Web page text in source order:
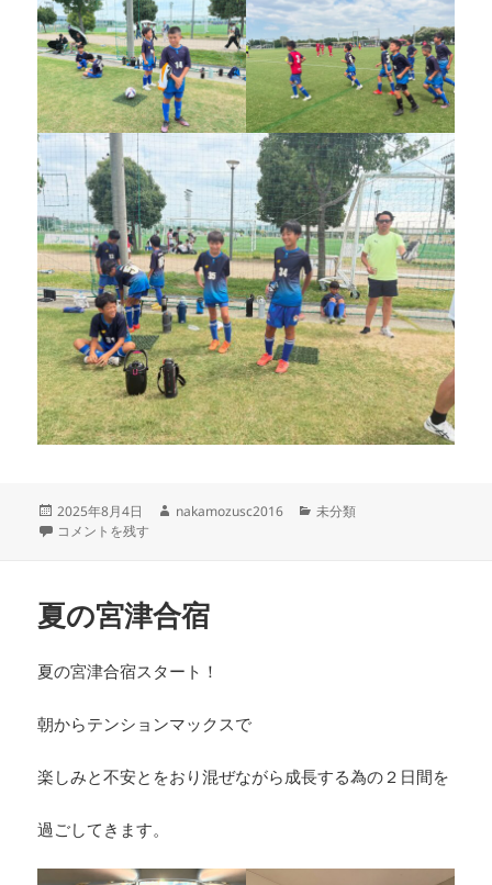
投
稿
2025年8月4日
作
nakamozusc2016
カ
未分類
8月2日の活動 20250802 に
コメントを残す
夏の宮津合宿
夏の宮津合宿スタート！
朝からテンションマックスで
楽しみと不安とをおり混ぜながら成長する為の２日間を
過ごしてきます。